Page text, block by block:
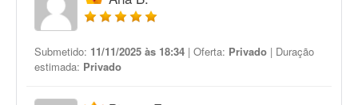
Submetido: 11/11/2025 às 18:34 | Oferta: Privado | Duração
estimada: Privado